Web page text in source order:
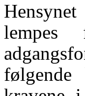
lempes
følgende